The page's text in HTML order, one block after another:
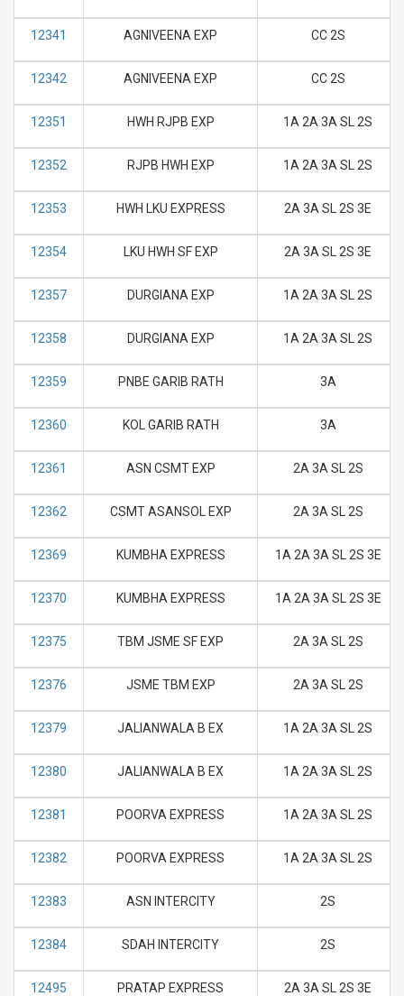
12341 AGNIVEENA EXP CC 2S
12342 AGNIVEENA EXP CC 2S
12351 HWH RJPB EXP 1A 2A 3A SL 2S
12352 RJPB HWH EXP 1A 2A 3A SL 2S
12353 HWH LKU EXPRESS 2A 3A SL 2S 3E
12354 LKU HWH SF EXP 2A 3A SL 2S 3E
12357 DURGIANA EXP 1A 2A 3A SL 2S
12358 DURGIANA EXP 1A 2A 3A SL 2S
12359 PNBE GARIB RATH 3A
12360 KOL GARIB RATH 3A
12361 ASN CSMT EXP 2A 3A SL 2S
12362 CSMT ASANSOL EXP 2A 3A SL 2S
12369 KUMBHA EXPRESS 1A 2A 3A SL 2S 3E
12370 KUMBHA EXPRESS 1A 2A 3A SL 2S 3E
12375 TBM JSME SF EXP 2A 3A SL 2S
12376 JSME TBM EXP 2A 3A SL 2S
12379 JALIANWALA B EX 1A 2A 3A SL 2S
12380 JALIANWALA B EX 1A 2A 3A SL 2S
12381 POORVA EXPRESS 1A 2A 3A SL 2S
12382 POORVA EXPRESS 1A 2A 3A SL 2S
12383 ASN INTERCITY 2S
12384 SDAH INTERCITY 2S
12495 PRATAP EXPRESS 2A 3A SL 2S 3E